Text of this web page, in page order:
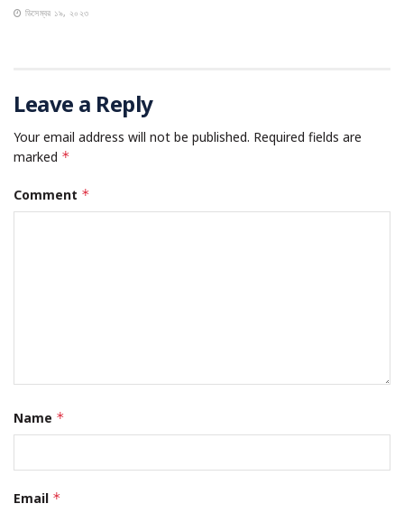
ডিসেম্বর ১৯, ২০২৩
Leave a Reply
Your email address will not be published. Required fields are
marked *
Comment *
Name *
Email *